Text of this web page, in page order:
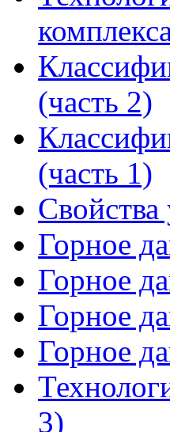
(часть 2)
(часть 1)
Свойства
Горное
Горное
Горное
Горное
3)